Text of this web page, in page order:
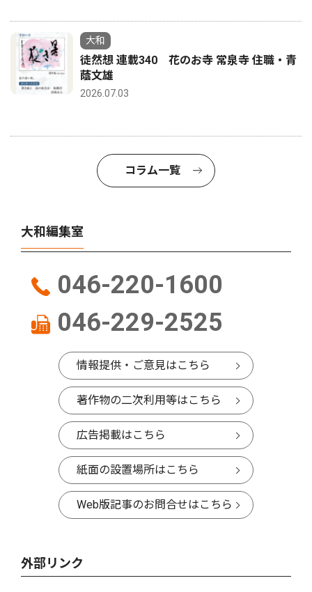
大和
徒然想 連載340 花のお寺 常泉寺 住職・青
蔭文雄
2026.07.03
コラム一覧
大和編集室
046-220-1600
046-229-2525
情報提供・ご意見はこちら
著作物の二次利用等はこちら
広告掲載はこちら
紙面の設置場所はこちら
Web版記事のお問合せはこちら
外部リンク